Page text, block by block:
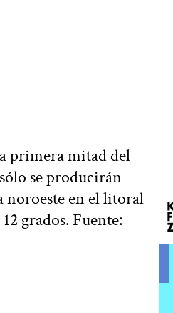
primera mitad del
se producirán
noroeste en el litoral
grados. Fuente: